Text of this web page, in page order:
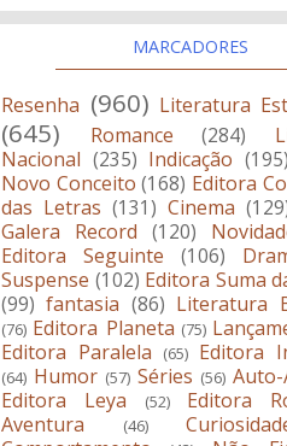
MARCADORES
Resenha (960) Literatura
(645) Romance (284)
Nacional (235) Indicação (195)
Novo Conceito (168) Editora
das Letras (131) Cinema
Galera Record
(120)
Editora Seguinte
(106)
Suspense (102) Editora Suma
(99) fantasia (86) Literatura
(76) Editora Planeta (75)
Editora Paralela (65) Editora
(64) Humor (57) Séries (56) Auto-
Editora Leya (52) Editora
Aventura (46)